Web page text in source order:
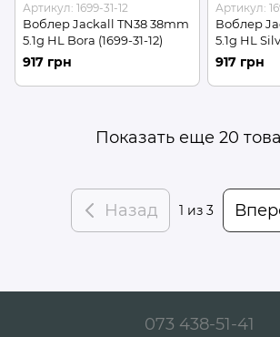
Артикул: 1699-31-12
Воблер Jackall TN38 38mm
5.1g HL Bora (1699-31-12)
917 грн
Артикул:
Воблер
5.1g HL
31-09)
917 грн
Показать еще 20
Назад 1 из 3
073 438-51-41